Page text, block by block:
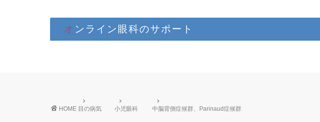
オンライン眼科のサポート
HOME 目の病気 小児眼科 中脳背側症候群、Parinaud症候群